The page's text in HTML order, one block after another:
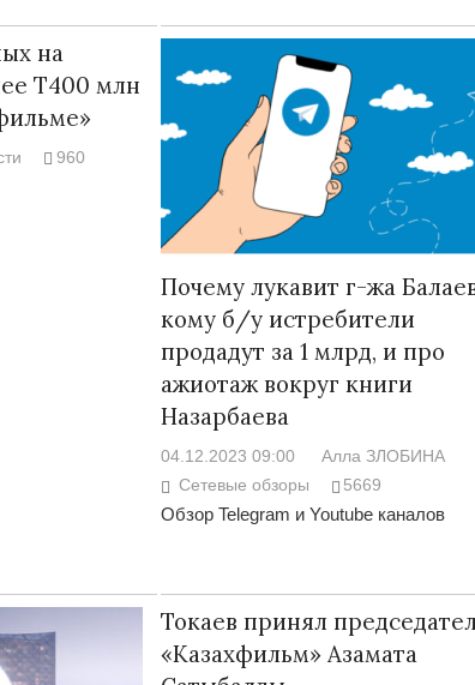
на
Т400 млн
960
Почему лукавит г-жа
кому б/у истребители
продадут за 1 млрд, и про
ажиотаж вокруг книги
Назарбаева
04.12.2023 09:00
Алла ЗЛОБИНА
Сетевые обзоры
5669
Обзор Telegram и Youtube каналов
Токаев принял
«Казахфильм» Азамата